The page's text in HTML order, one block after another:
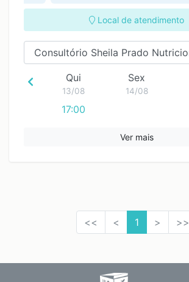
Local de atendimento
Qui
13/08
17:00
Sex
14/08
Ver mais
<< < 1 > >>